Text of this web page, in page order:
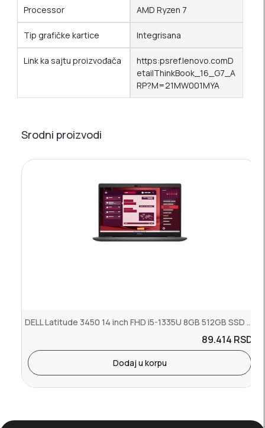
Processor AMD Ryzen 7
Tip grafičke kartice Integrisana
Link ka sajtu proizvođača
https:psref.lenovo.comD
etailThinkBook_16_G7_A
RP?M=21MW001MYA
Srodni proizvodi
DELL Latitude 3450 14 inch FHD i5-1335U 8GB 512GB SSD Backlit FP Ub...
89.414 RSD.
Dodaj u korpu